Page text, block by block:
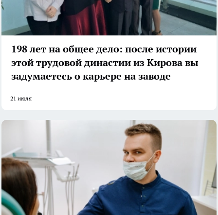
198 лет на общее дело: после истории
этой трудовой династии из Кирова вы
задумаетесь о карьере на заводе
21 июля